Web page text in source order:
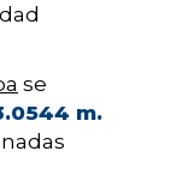
se
m.